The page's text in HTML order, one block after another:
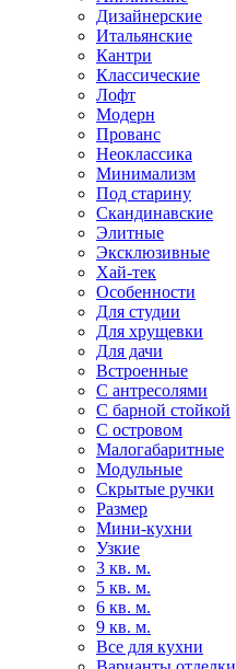
Дизайнерские
Итальянские
Кантри
Классические
Лофт
Модерн
Прованс
Неоклассика
Минимализм
Под старину
Скандинавские
Элитные
Эксклюзивные
Хай-тек
Особенности
Для студии
Для хрущевки
Для дачи
Встроенные
С антресолями
С барной стойкой
С островом
Малогабаритные
Модульные
Скрытые ручки
Размер
Мини-кухни
Узкие
3 кв. м.
5 кв. м.
6 кв. м.
9 кв. м.
Все для кухни